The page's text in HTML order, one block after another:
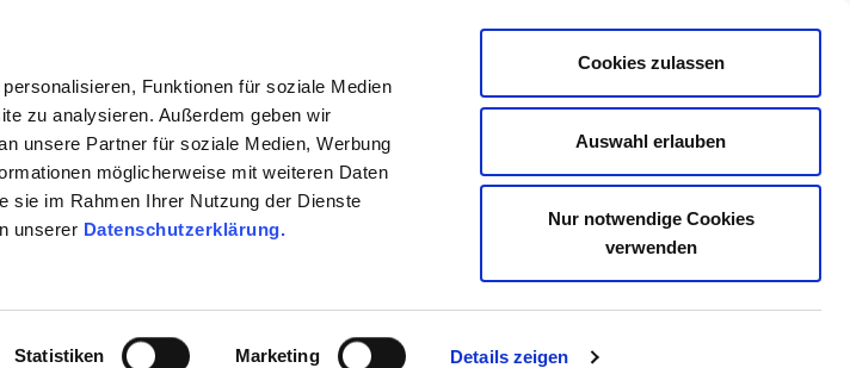
Funktionen für soziale Medien
zu analysieren. Außerdem geben wir
unsere Partner für soziale Medien, Werbung
möglicherweise mit weiteren Daten
sie im Rahmen Ihrer Nutzung der Dienste
unserer Datenschutzerklärung.
Statistiken Marketing Details zeigen
Cookies zulassen
Auswahl erlauben
Nur notwendige Cookies
verwenden
Menü/Navigation Einloggen